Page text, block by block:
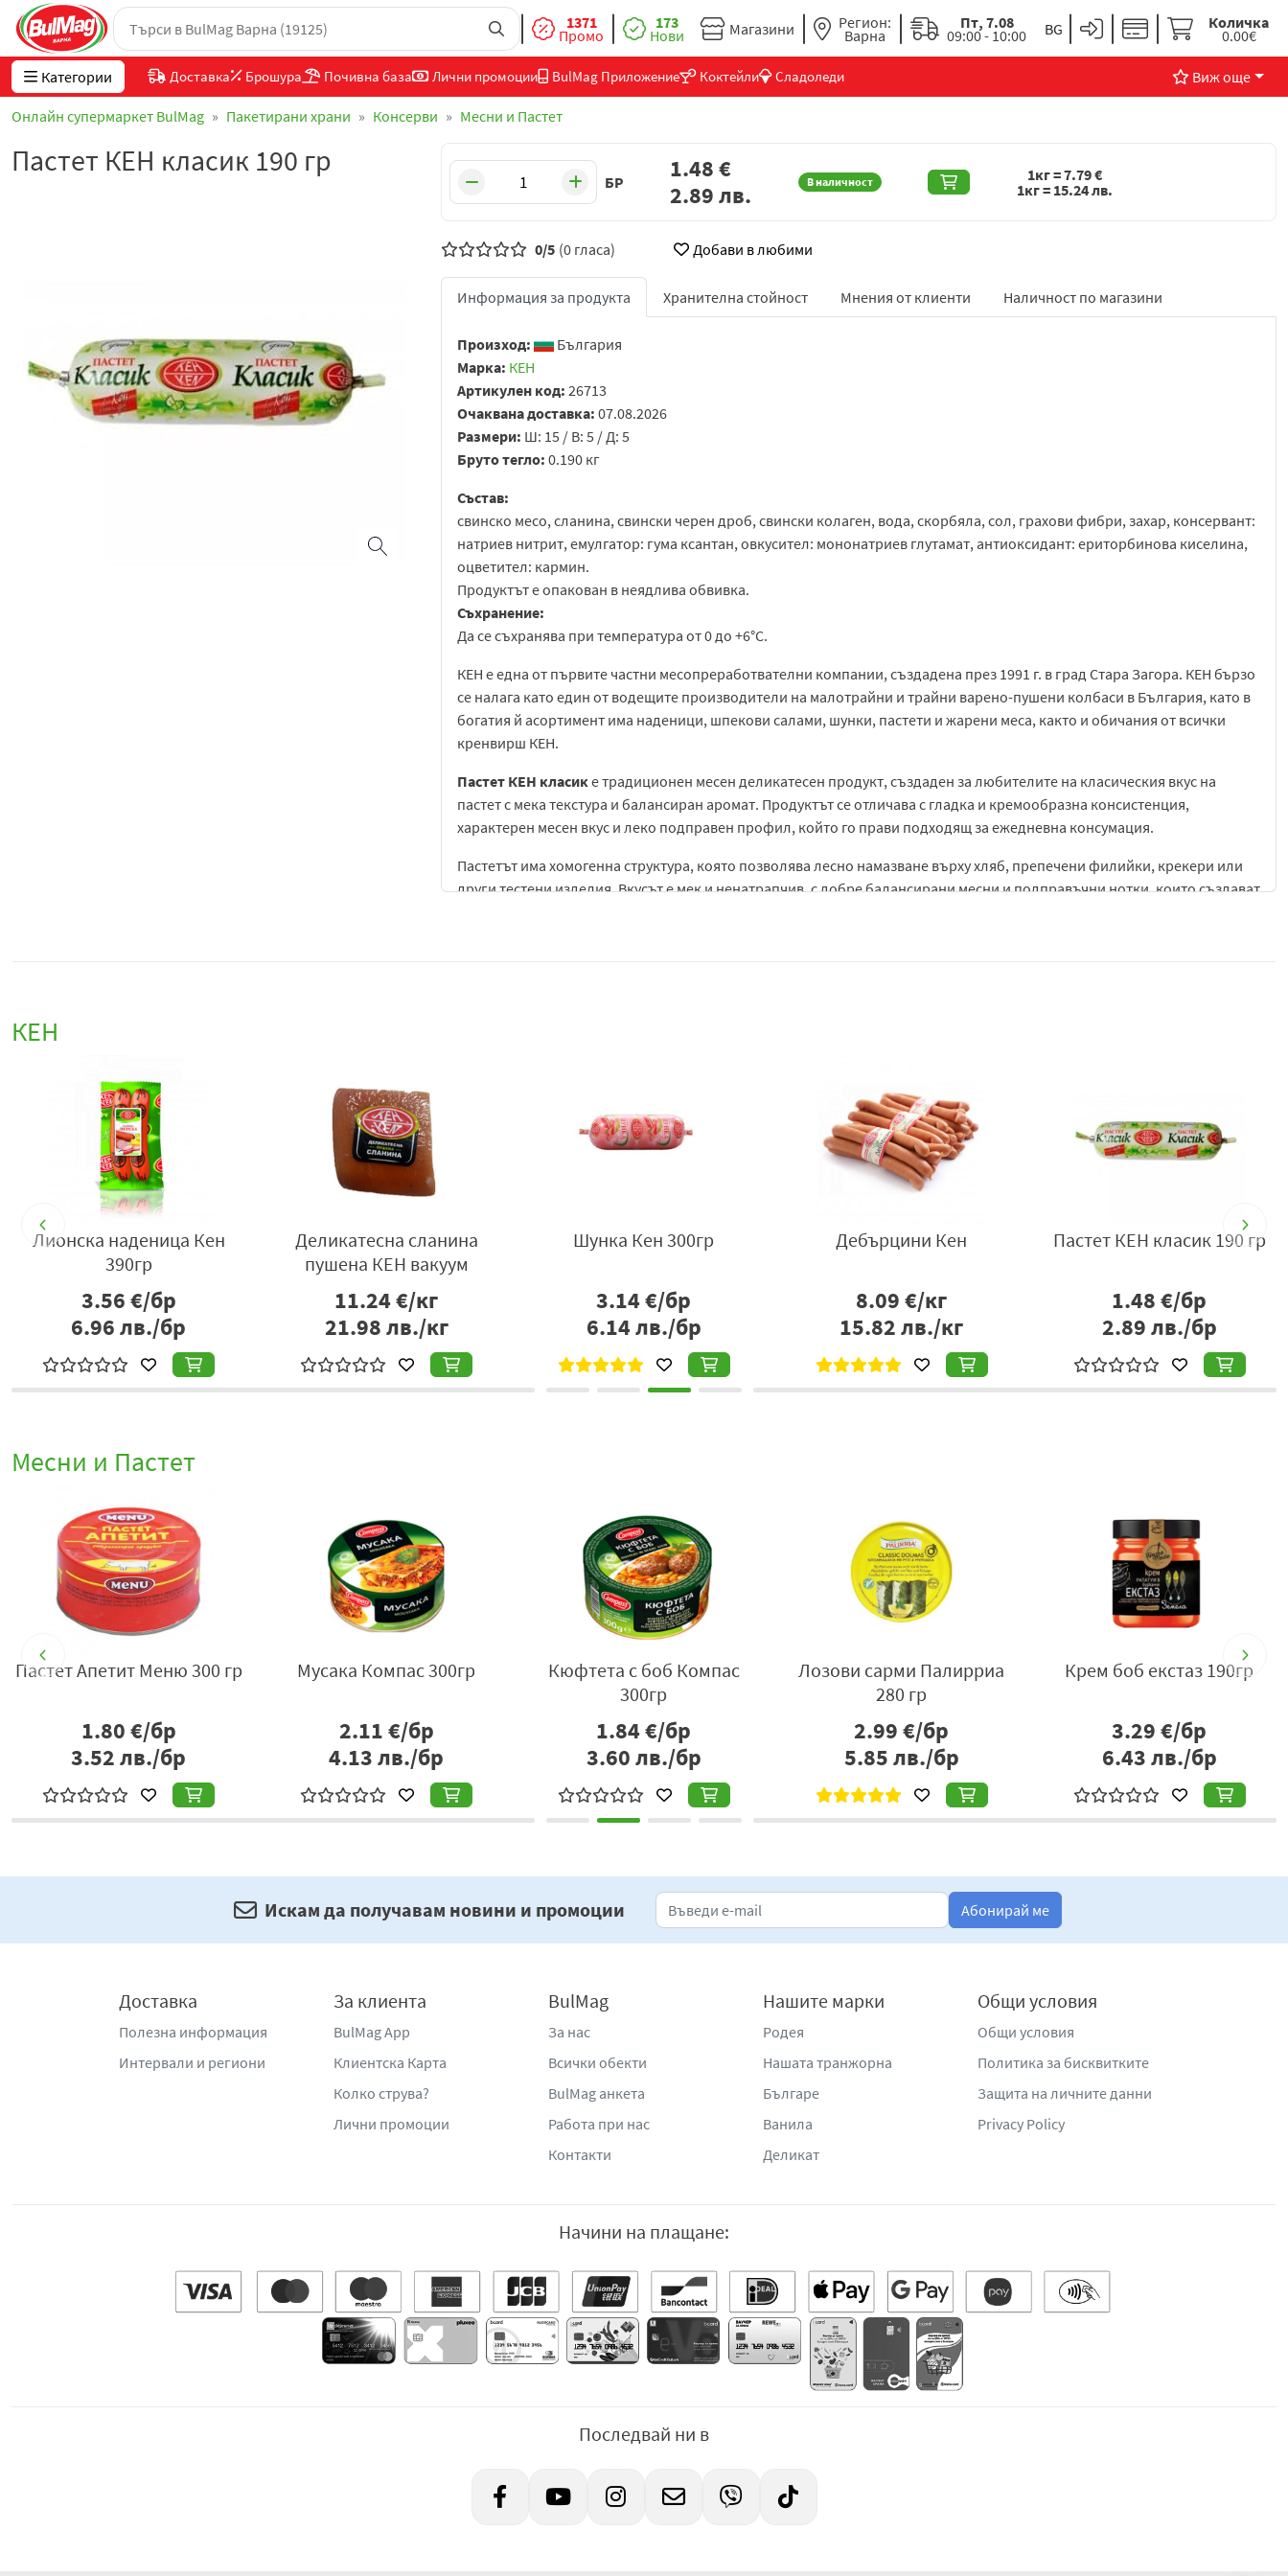
1371
Промо
173
Нови Магазини Регион:
Варна
Пт, 7.08
09:00 - 10:00
Количка
0.00€
Категории Доставка Брошура Почивна база Лични промоции BulMag Приложение Коктейли Сладоледи Виж още
Онлайн супермаркет BulMag Пакетирани храни Консерви Месни и Пастет
Пастет КЕН класик 190 гр
БР В наличност
1.48€
2.89лв.
1кг =7.79€
1кг = 15.24лв.
0/5 (0 гласа) Добави в любими
Информация за продукта Хранителна стойност Мнения от клиенти Наличност по магазини
Произход:
България
Марка: КЕН
Артикулен код: 26713
Очаквана доставка: 07.08.2026
Размери: Ш: 15 / В: 5 / Д: 5
Бруто тегло: 0.190 кг
Състав:
свинско месо, сланина, свински черен дроб, свински колаген, вода, скорбяла, сол, грахови фибри, захар, консервант:
натриев нитрит, емулгатор: гума ксантан, овкусител: мононатриев глутамат, антиоксидант: ериторбинова киселина,
оцветител: кармин.
Продуктът е опакован в неядлива обвивка.
Съхранение:
Да се съхранява при температура от 0 до +6°С.
КЕН е една от първите частни месопреработвателни компании, създадена през 1991 г. в град Стара Загора. КЕН бързо
се налага като един от водещите производители на малотрайни и трайни варено-пушени колбаси в България, като в
богатия й асортимент има наденици, шпекови салами, шунки, пастети и жарени меса, както и обичания от всички
кренвирш КЕН.
Пастет КЕН класике традиционен месен деликатесен продукт, създаден за любителите на класическия вкус на
пастет с мека текстура и балансиран аромат. Продуктът се отличава с гладка и кремообразна консистенция,
характерен месен вкус и леко подправен профил, който го прави подходящ за ежедневна консумация.
Пастетът има хомогенна структура, която позволява лесно намазване върху хляб, препечени филийки, крекери или
други тестени изделия. Вкусът е мек и ненатрапчив, с добре балансирани месни и подправъчни нотки, които създават
Със своя класически вкус, кремообразна структура и традиционен месен аромат, Пастет КЕН класик е отличен избор
за хора, които предпочитат традиционен пастет с мек вкус и практично приложение в ежедневното хранене.
КЕН
Лионска наденица Кен
390гр
3.56€/бр
6.96лв./бр
Деликатесна сланина
пушена КЕН вакуум
11.24€/кг
21.98лв./кг
Шунка Кен 300гр
3.14€/бр
6.14лв./бр
Дебърцини Кен
8.09€/кг
15.82лв./кг
Пастет КЕН класик 190 гр
1.48€/бр
2.89лв./бр
Месни и Пастет
Пастет Апетит Меню 300 гр
1.80€/бр
3.52лв./бр
Мусака Компас 300гр
2.11€/бр
4.13лв./бр
Кюфтета с боб Компас
300гр
1.84€/бр
3.60лв./бр
Лозови сарми Палирриа
280 гр
2.99€/бр
5.85лв./бр
Крем боб екстаз 190гр
3.29€/бр
6.43лв./бр
Искам да получавам новини и промоции Абонирай ме
Доставка
Полезна информация
Интервали и региони
За клиента
BulMag App
Клиентска Карта
Колко струва?
Лични промоции
BulMag
За нас
Всички обекти
BulMag анкета
Работа при нас
Контакти
Нашите марки
Родея
Нашата транжорна
Българе
Ванила
Деликат
Общи условия
Общи условия
Политика за бисквитките
Защита на личните данни
Privacy Policy
Начини на плащане:
Последвай ни в